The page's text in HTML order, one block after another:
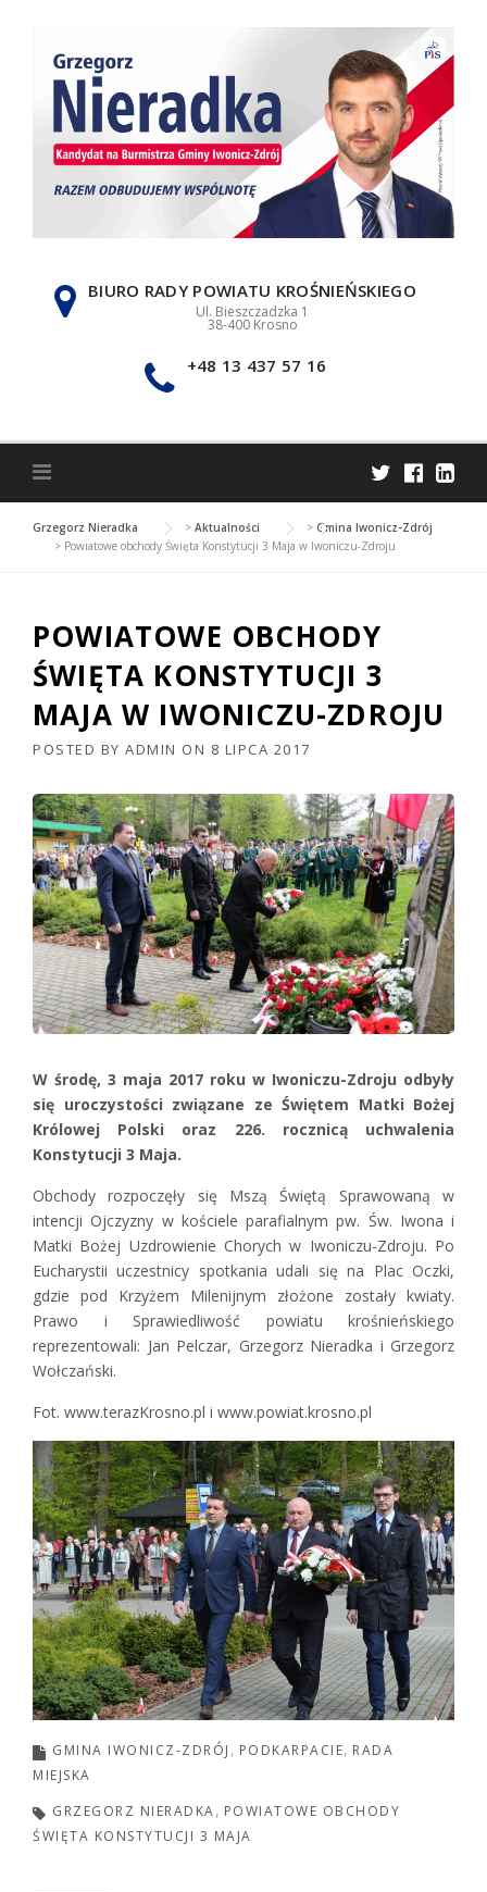
BIURO RADY POWIATU KROŚNIEŃSKIEGO
Ul. Bieszczadzka 1
38-400 Krosno
+48 13 437 57 16
Grzegorz Nieradka > Aktualności > Gmina Iwonicz-Zdrój
> Powiatowe obchody Święta Konstytucji 3 Maja w Iwoniczu-Zdroju
POWIATOWE OBCHODY
ŚWIĘTA KONSTYTUCJI 3
MAJA W IWONICZU-ZDROJU
POSTED BY ADMIN ON 8 LIPCA 2017
W środę, 3 maja 2017 roku w Iwoniczu-Zdroju odbyły
się uroczystości związane ze Świętem Matki Bożej
Królowej Polski oraz 226. rocznicą uchwalenia
Konstytucji 3 Maja.
Obchody rozpoczęły się Mszą Świętą Sprawowaną w
intencji Ojczyzny w kościele parafialnym pw. Św. Iwona i
Matki Bożej Uzdrowienie Chorych w Iwoniczu-Zdroju. Po
Eucharystii uczestnicy spotkania udali się na Plac Oczki,
gdzie pod Krzyżem Milenijnym złożone zostały kwiaty.
Prawo i Sprawiedliwość powiatu krośnieńskiego
reprezentowali: Jan Pelczar, Grzegorz Nieradka i Grzegorz
Wołczański.
Fot. www.terazKrosno.pl i www.powiat.krosno.pl
GMINA IWONICZ-ZDRÓJ PODKARPACIE RADA
MIEJSKA
GRZEGORZ NIERADKA
POWIATOWE OBCHODY
ŚWIĘTA KONSTYTUCJI 3 MAJA